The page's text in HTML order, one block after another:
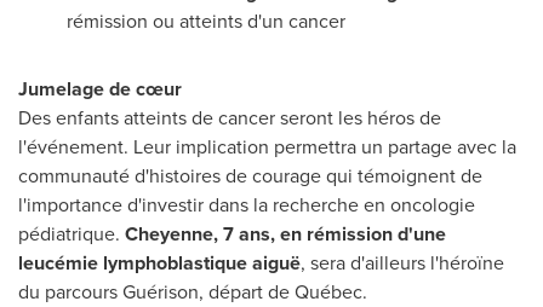
rémission ou atteints d'un cancer
Jumelage de cœur
Des enfants atteints de cancer seront les héros de
l'événement. Leur implication permettra un partage avec la
communauté d'histoires de courage qui témoignent de
l'importance d'investir dans la recherche en oncologie
pédiatrique. Cheyenne, 7 ans, en rémission d'une
leucémie lymphoblastique aiguë, sera d'ailleurs l'héroïne
du parcours Guérison, départ de Québec.